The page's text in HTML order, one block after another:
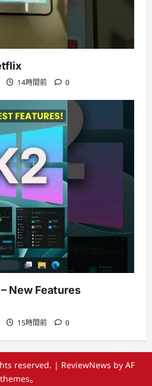
14時間前 0
New Features
15時間前 0
reserved. | ReviewNews by AF
themes。